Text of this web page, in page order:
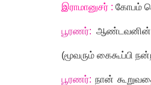
இராமானுசர் : கோபம்
பூரணர்: ஆண்டவனின்
(மூவரும் கைகூப்பி
பூரணர்: நான்